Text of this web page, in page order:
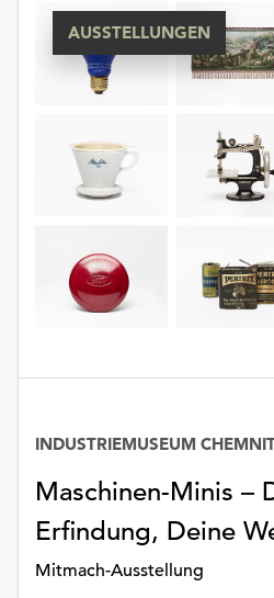
AUSSTELLUNGEN
Maschinen-Minis –
Erfindung, Deine
Mitmach-Ausstellung
INDUSTRIEMUSEUM